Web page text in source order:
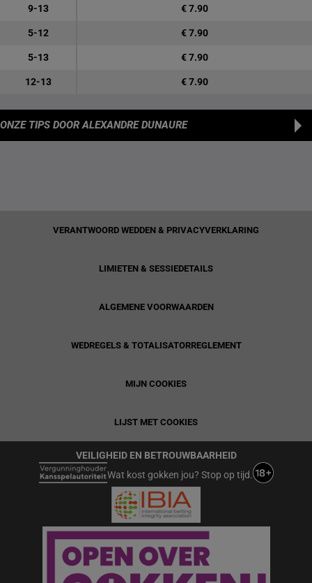
9-13 € 7.90
5-12 € 7.90
5-13 € 7.90
12-13 € 7.90
ONZE TIPS DOOR ALEXANDRE DUNAURE
VERANTWOORD WEDDEN & PRIVACYVERKLARING
LIMIETEN & SESSIEDETAILS
ALGEMENE VOORWAARDEN
WEDREGELS & TOTALISATORREGLEMENT
MIJN COOKIES
LIJST MET COOKIES
VEILIGHEID EN BETROUWBAARHEID
Wat kost gokken jou? Stop op tijd.